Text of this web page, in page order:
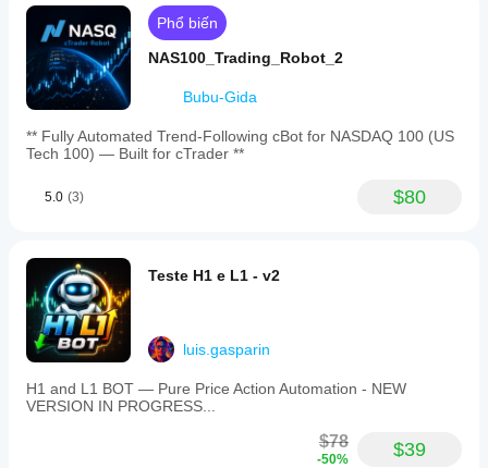
của
riêng
bạn sẽ
giúp
bạn
hiểu rõ
cách
thức
của nó
Phổ biến
NAS100_Trading_Robot_2
Bubu-Gida
** Fully Automated Trend-Following cBot for NASDAQ 100 (US
Tech 100) — Built for cTrader **
5.0 (3) $80
Teste H1 e L1 - v2
luis.gasparin
H1 and L1 BOT — Pure Price Action Automation - NEW
VERSION IN PROGRESS...
$78
-50% $39